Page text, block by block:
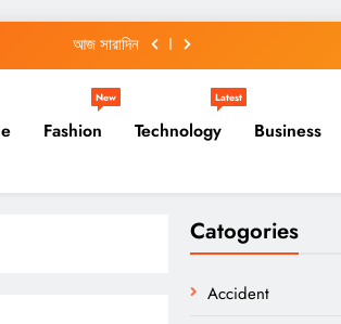
আজ সারাদিন
আজ সারাদিন
আজ সারাদিন
Fashion
New
Technology
Latest
Business
Catogories
Accident